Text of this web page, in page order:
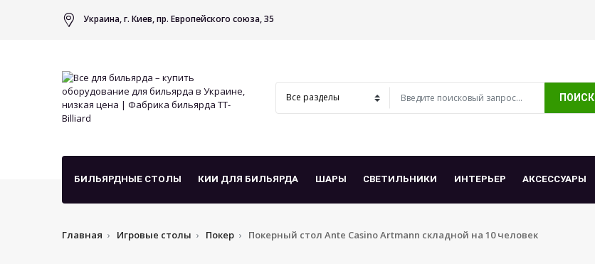
Украина, г. Киев, пр. Европейского союза, 35
ПОИСК
БИЛЬЯРДНЫЕ СТОЛЫ КИИ ДЛЯ БИЛЬЯРДА ШАРЫ СВЕТИЛЬНИКИ ИНТЕРЬЕР АКСЕССУАРЫ
Главная Игровые столы Покер Покерный стол Ante Casino Artmann складной на 10 человек